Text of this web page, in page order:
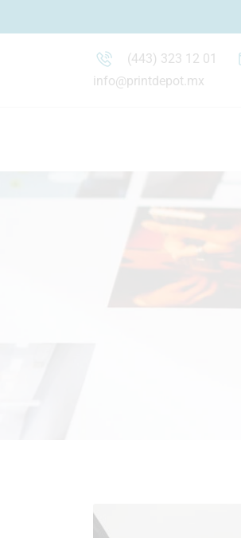
(443) 323 12 01
info@printdepot.mx